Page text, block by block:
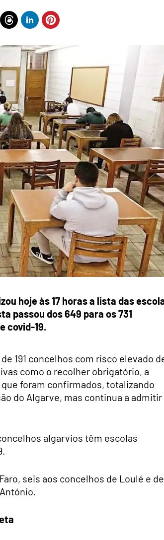
hoje às 17 horas a lista das
passou dos 649 para os 731
covid-19.
191 concelhos com risco elevado
como o recolher obrigatório, a
foram confirmados, totalizando
do Algarve, mas continua a admitir
algarvios têm escolas
seis aos concelhos de Loulé e de